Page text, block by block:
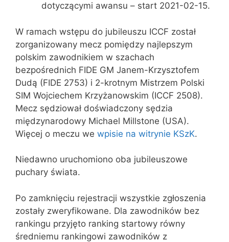
dotyczącymi awansu – start 2021-02-15.
W ramach wstępu do jubileuszu ICCF został
zorganizowany mecz pomiędzy najlepszym
polskim zawodnikiem w szachach
bezpośrednich FIDE GM Janem-Krzysztofem
Dudą (FIDE 2753) i 2-krotnym Mistrzem Polski
SIM Wojciechem Krzyżanowskim (ICCF 2508).
Mecz sędziował doświadczony sędzia
międzynarodowy Michael Millstone (USA).
Więcej o meczu we wpisie na witrynie KSzK.
Niedawno uruchomiono oba jubileuszowe
puchary świata.
Po zamknięciu rejestracji wszystkie zgłoszenia
zostały zweryfikowane. Dla zawodników bez
rankingu przyjęto ranking startowy równy
średniemu rankingowi zawodników z